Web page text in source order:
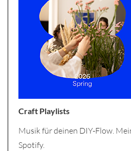
Craft Playlists
Musik für deinen DIY-Flow.
Spotify.